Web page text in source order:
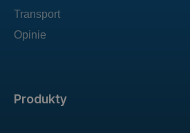
Produkty
Transport
Opinie